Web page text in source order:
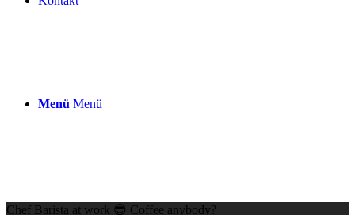
Menü Menü
Chef Barista at work 😎 Coffee anybody?